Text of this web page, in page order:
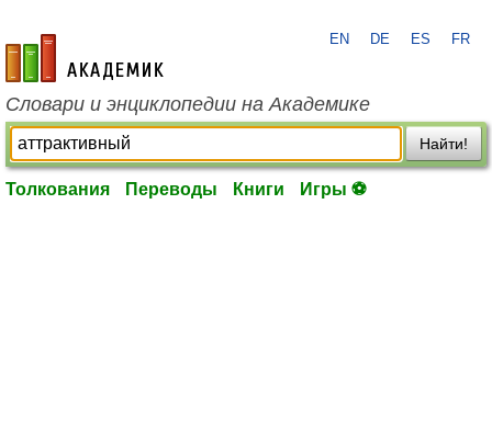
academic.ru
EN DE ES FR
Словари и энциклопедии на Академике
Найти!
Толкования Переводы Книги Игры ⚽